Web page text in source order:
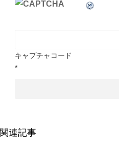
キャプチャコード
*
関連記事